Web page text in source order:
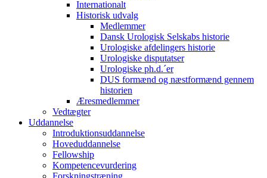
Internationalt
Historisk udvalg
Medlemmer
Dansk Urologisk Selskabs historie
Urologiske afdelingers historie
Urologiske disputatser
Urologiske ph.d.´er
DUS formænd og næstformænd gennem
historien
Æresmedlemmer
Vedtægter
Uddannelse
Introduktionsuddannelse
Hoveduddannelse
Fellowship
Kompetencevurdering
Forskningstræning